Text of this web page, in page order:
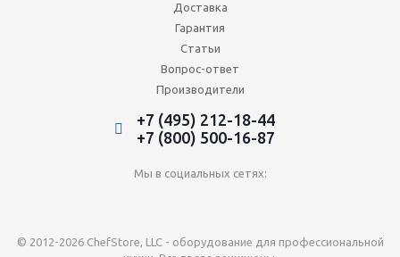
Доставка
Гарантия
Статьи
Вопрос-ответ
Производители
+7 (495) 212-18-44
+7 (800) 500-16-87
Мы в социальных сетях:
© 2012-2026 ChefStore, LLC - оборудование для профессиональной